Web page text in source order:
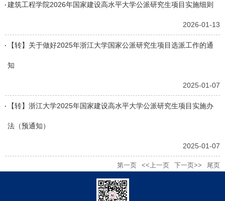
建筑工程学院2026年国家建设高水平大学公派研究生项目实施细则
2026-01-13
【转】关于做好2025年浙江大学国家公派研究生项目选派工作的通
知
2025-01-07
【转】浙江大学2025年国家建设高水平大学公派研究生项目实施办
法（预通知）
2025-01-07
第一页 <<上一页 下一页>> 尾页